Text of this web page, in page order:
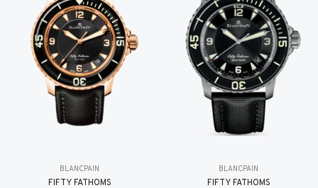
BLANCPAIN
FIFTY FATHOMS
BLANCPAIN
FIFTY FATHOMS